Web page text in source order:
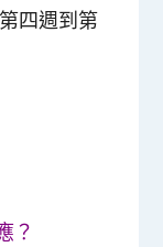
四週到第
？